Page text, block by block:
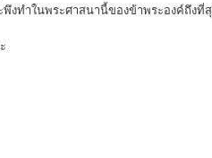
พึงทำในพระศาสนานี้ของข้าพระองค์ถึงที่สุ